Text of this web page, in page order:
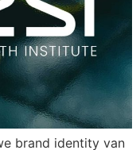
brand identity van